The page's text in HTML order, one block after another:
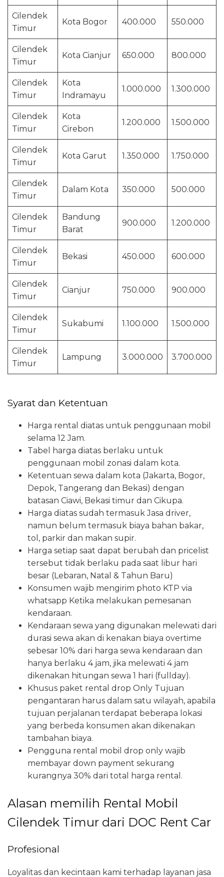
Cilendek
Timur
Kota Bogor 400.000 550.000
Cilendek
Timur
Kota Cianjur 650.000 800.000
Cilendek
Timur
Kota
Indramayu
1.000.000 1.300.000
Cilendek
Timur
Kota
Cirebon
1.200.000 1.500.000
Cilendek
Timur
Kota Garut 1.350.000 1.750.000
Cilendek
Timur
Dalam Kota 350.000 500.000
Cilendek
Timur
Bandung
Barat
900.000 1.200.000
Cilendek
Timur
Bekasi 450.000 600.000
Cilendek
Timur
Cianjur 750.000 900.000
Cilendek
Timur
Sukabumi 1.100.000 1.500.000
Cilendek
Timur
Lampung 3.000.000 3.700.000
Syarat dan Ketentuan
Harga rental diatas untuk penggunaan mobil
selama 12 Jam.
Tabel harga diatas berlaku untuk
penggunaan mobil zonasi dalam kota.
Ketentuan sewa dalam kota (Jakarta, Bogor,
Depok, Tangerang dan Bekasi) dengan
batasan Ciawi, Bekasi timur dan Cikupa.
Harga diatas sudah termasuk Jasa driver,
namun belum termasuk biaya bahan bakar,
tol, parkir dan makan supir.
Harga setiap saat dapat berubah dan pricelist
tersebut tidak berlaku pada saat libur hari
besar (Lebaran, Natal & Tahun Baru)
Konsumen wajib mengirim photo KTP via
whatsapp Ketika melakukan pemesanan
kendaraan.
Kendaraan sewa yang digunakan melewati dari
durasi sewa akan di kenakan biaya overtime
sebesar 10% dari harga sewa kendaraan dan
hanya berlaku 4 jam, jika melewati 4 jam
dikenakan hitungan sewa 1 hari (fullday).
Khusus paket rental drop Only Tujuan
pengantaran harus dalam satu wilayah, apabila
tujuan perjalanan terdapat beberapa lokasi
yang berbeda konsumen akan dikenakan
tambahan biaya.
Pengguna rental mobil drop only wajib
membayar down payment sekurang
kurangnya 30% dari total harga rental.
Alasan memilih Rental Mobil
Cilendek Timur dari DOC Rent Car
Profesional
Loyalitas dan kecintaan kami terhadap layanan jasa